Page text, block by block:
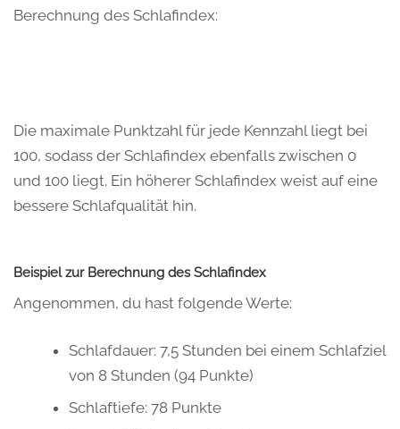
Berechnung des Schlafindex:
Die maximale Punktzahl für jede Kennzahl liegt bei
100, sodass der Schlafindex ebenfalls zwischen 0
und 100 liegt. Ein höherer Schlafindex weist auf eine
bessere Schlafqualität hin.
Beispiel zur Berechnung des Schlafindex
Angenommen, du hast folgende Werte:
Schlafdauer: 7,5 Stunden bei einem Schlafziel
von 8 Stunden (94 Punkte)
Schlaftiefe: 78 Punkte